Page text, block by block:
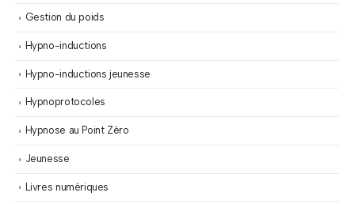
Gestion du poids
Hypno-inductions
Hypno-inductions jeunesse
Hypnoprotocoles
Hypnose au Point Zéro
Jeunesse
Livres numériques